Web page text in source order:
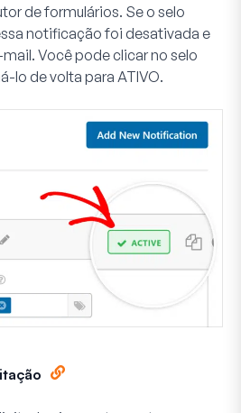
de formulários. Se o selo
notificação foi desativada e
Você pode clicar no selo
lo de volta para ATIVO.